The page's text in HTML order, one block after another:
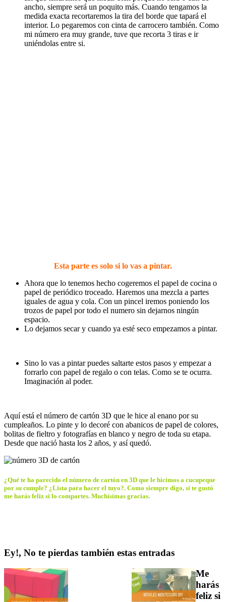
ancho, siempre será un poquito más. Cuando tengamos la
medida exacta recortaremos la tira del borde que tapará el
interior. Lo pegaremos con cinta de carrocero también. Como
mi número era muy grande, tuve que recorta 3 tiras e ir
uniéndolas entre si.
Esta parte es solo si lo vas a pintar.
Ahora que lo tenemos hecho cogeremos el papel de cocina o
papel de periódico troceado. Haremos una mezcla a partes
iguales de agua y cola. Con un pincel iremos poniendo los
trozos de papel por todo el numero sin dejarnos ningún
espacio.
Lo dejamos secar y cuando ya esté seco empezamos a pintar.
Sino lo vas a pintar puedes saltarte estos pasos y empezar a
forrarlo con papel de regalo o con telas. Como se te ocurra.
Imaginación al poder.
Aquí está el número de cartón 3D que le hice al enano por su
cumpleaños. Lo pinte y lo decoré con abanicos de papel de colores,
bolitas de fieltro y fotografías en blanco y negro de toda su etapa.
Desde que nació hasta los 2 años, y así quedó.
¿Qué te ha parecido el número de cartón en 3D que le hicimos a cucupeque
por su cumple? ¿Lista para hacer el tuyo?. Como siempre digo, si te gustó
me harás feliz si lo compartes. Muchísimas gracias.
Ey!, No te pierdas también estas entradas
Me
harás
feliz si